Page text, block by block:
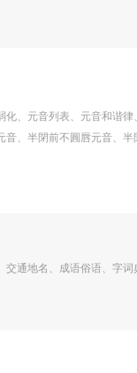
化、元音列表、元音和谐
、半閉前不圓唇元音、半
交通地名、成语俗语、字词